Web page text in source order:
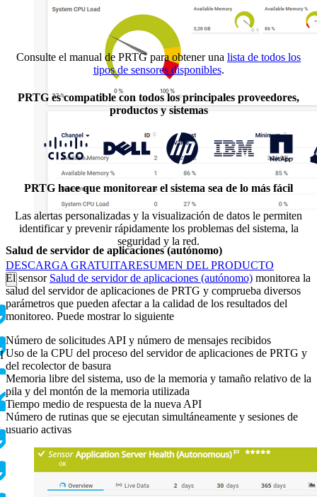
Salud de servidor de aplicaciones (autónomo)
El sensor Salud de servidor de aplicaciones (autónomo) monitorea la
salud del servidor de aplicaciones de PRTG y comprueba diversos
parámetros que pueden afectar a la calidad de los resultados del
monitoreo. Puede mostrar lo siguiente
Número de solicitudes API y número de mensajes recibidos
Uso de la CPU del proceso del servidor de aplicaciones de PRTG y
del recolector de basura
Memoria libre del sistema, uso de la memoria y tamaño relativo de la
pila y del montón de la memoria utilizada
Tiempo medio de respuesta de la nueva API
Número de rutinas que se ejecutan simultáneamente y sesiones de
usuario activas
Consulte el manual de PRTG para obtener una lista de todos los
tipos de sensores disponibles.
PRTG es compatible con todos los principales proveedores,
productos y sistemas
PRTG hace que monitorear el sistema sea de lo más fácil
Las alertas personalizadas y la visualización de datos le permiten
identificar y prevenir rápidamente los problemas del sistema, la
seguridad y la red.
DESCARGA GRATUITARESUMEN DEL PRODUCTO